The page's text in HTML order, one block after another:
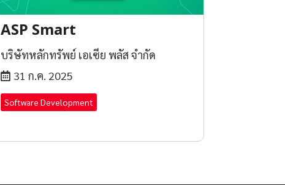
ASP Smart
บริษัทหลักทรัพย์ เอเซีย พลัส จำกัด
31 ก.ค. 2025
Software Development